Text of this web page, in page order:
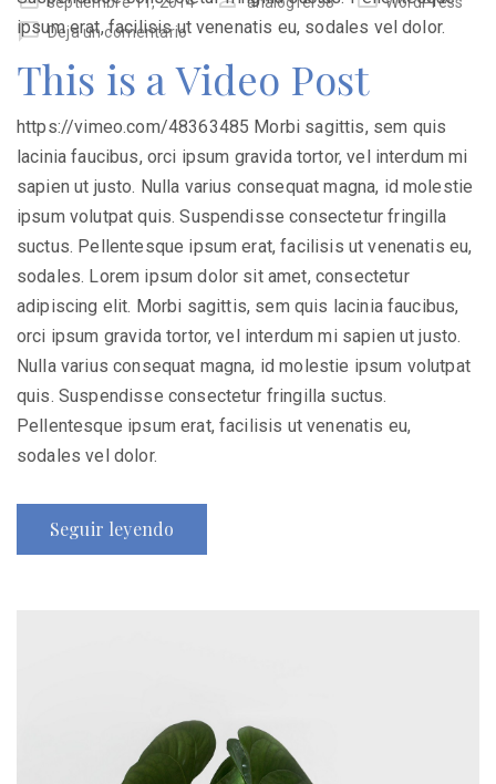
ipsum erat, facilisis ut venenatis eu, sodales vel dolor.
en
Deja un comentario
This is a Video Post
https://vimeo.com/48363485 Morbi sagittis, sem quis
lacinia faucibus, orci ipsum gravida tortor, vel interdum mi
sapien ut justo. Nulla varius consequat magna, id molestie
ipsum volutpat quis. Suspendisse consectetur fringilla
suctus. Pellentesque ipsum erat, facilisis ut venenatis eu,
sodales. Lorem ipsum dolor sit amet, consectetur
adipiscing elit. Morbi sagittis, sem quis lacinia faucibus,
orci ipsum gravida tortor, vel interdum mi sapien ut justo.
Nulla varius consequat magna, id molestie ipsum volutpat
quis. Suspendisse consectetur fringilla suctus.
Pellentesque ipsum erat, facilisis ut venenatis eu,
sodales vel dolor.
Seguir leyendo